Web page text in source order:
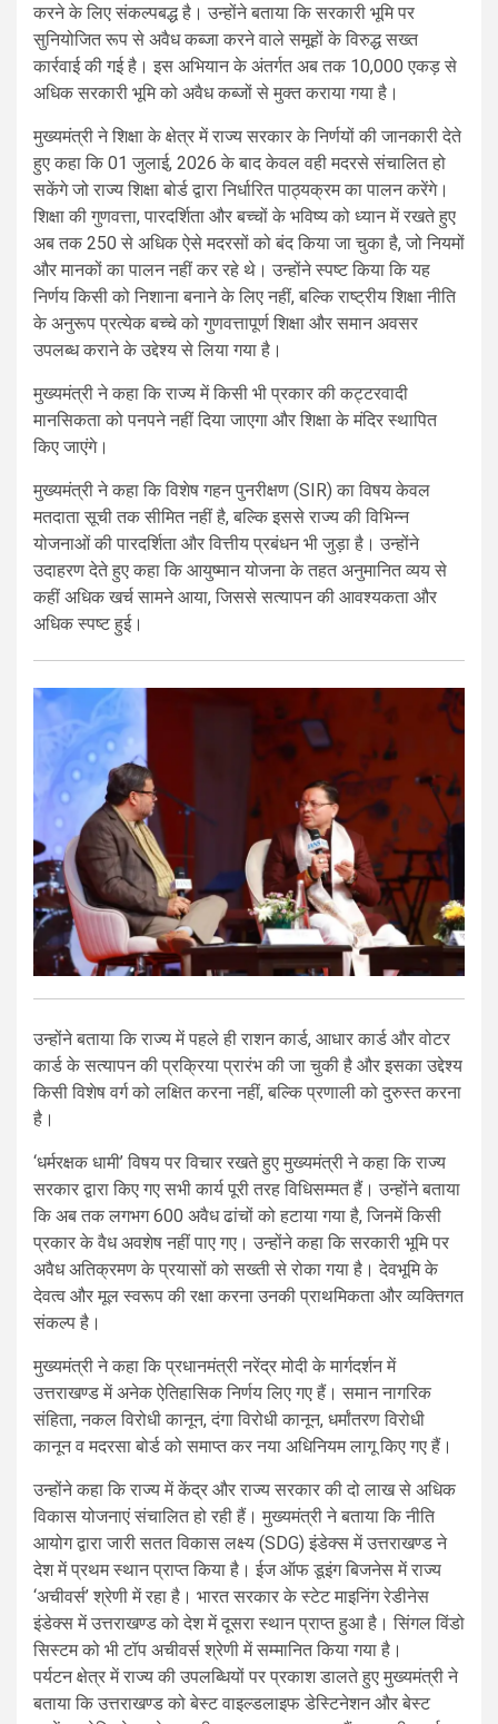
करने के लिए संकल्पबद्ध है। उन्होंने बताया कि सरकारी भूमि पर
सुनियोजित रूप से अवैध कब्जा करने वाले समूहों के विरुद्ध सख्त
कार्रवाई की गई है। इस अभियान के अंतर्गत अब तक 10,000 एकड़ से
अधिक सरकारी भूमि को अवैध कब्जों से मुक्त कराया गया है।
मुख्यमंत्री ने शिक्षा के क्षेत्र में राज्य सरकार के निर्णयों की जानकारी देते
हुए कहा कि 01 जुलाई, 2026 के बाद केवल वही मदरसे संचालित हो
सकेंगे जो राज्य शिक्षा बोर्ड द्वारा निर्धारित पाठ्यक्रम का पालन करेंगे।
शिक्षा की गुणवत्ता, पारदर्शिता और बच्चों के भविष्य को ध्यान में रखते हुए
अब तक 250 से अधिक ऐसे मदरसों को बंद किया जा चुका है, जो नियमों
और मानकों का पालन नहीं कर रहे थे। उन्होंने स्पष्ट किया कि यह
निर्णय किसी को निशाना बनाने के लिए नहीं, बल्कि राष्ट्रीय शिक्षा नीति
के अनुरूप प्रत्येक बच्चे को गुणवत्तापूर्ण शिक्षा और समान अवसर
उपलब्ध कराने के उद्देश्य से लिया गया है।
मुख्यमंत्री ने कहा कि राज्य में किसी भी प्रकार की कट्टरवादी
मानसिकता को पनपने नहीं दिया जाएगा और शिक्षा के मंदिर स्थापित
किए जाएंगे।
मुख्यमंत्री ने कहा कि विशेष गहन पुनरीक्षण (SIR) का विषय केवल
मतदाता सूची तक सीमित नहीं है, बल्कि इससे राज्य की विभिन्न
योजनाओं की पारदर्शिता और वित्तीय प्रबंधन भी जुड़ा है। उन्होंने
उदाहरण देते हुए कहा कि आयुष्मान योजना के तहत अनुमानित व्यय से
कहीं अधिक खर्च सामने आया, जिससे सत्यापन की आवश्यकता और
अधिक स्पष्ट हुई।
उन्होंने बताया कि राज्य में पहले ही राशन कार्ड, आधार कार्ड और वोटर
कार्ड के सत्यापन की प्रक्रिया प्रारंभ की जा चुकी है और इसका उद्देश्य
किसी विशेष वर्ग को लक्षित करना नहीं, बल्कि प्रणाली को दुरुस्त करना
है।
‘धर्मरक्षक धामी’ विषय पर विचार रखते हुए मुख्यमंत्री ने कहा कि राज्य
सरकार द्वारा किए गए सभी कार्य पूरी तरह विधिसम्मत हैं। उन्होंने बताया
कि अब तक लगभग 600 अवैध ढांचों को हटाया गया है, जिनमें किसी
प्रकार के वैध अवशेष नहीं पाए गए। उन्होंने कहा कि सरकारी भूमि पर
अवैध अतिक्रमण के प्रयासों को सख्ती से रोका गया है। देवभूमि के
देवत्व और मूल स्वरूप की रक्षा करना उनकी प्राथमिकता और व्यक्तिगत
संकल्प है।
मुख्यमंत्री ने कहा कि प्रधानमंत्री नरेंद्र मोदी के मार्गदर्शन में
उत्तराखण्ड में अनेक ऐतिहासिक निर्णय लिए गए हैं। समान नागरिक
संहिता, नकल विरोधी कानून, दंगा विरोधी कानून, धर्मांतरण विरोधी
कानून व मदरसा बोर्ड को समाप्त कर नया अधिनियम लागू किए गए हैं।
उन्होंने कहा कि राज्य में केंद्र और राज्य सरकार की दो लाख से अधिक
विकास योजनाएं संचालित हो रही हैं। मुख्यमंत्री ने बताया कि नीति
आयोग द्वारा जारी सतत विकास लक्ष्य (SDG) इंडेक्स में उत्तराखण्ड ने
देश में प्रथम स्थान प्राप्त किया है। ईज ऑफ डूइंग बिजनेस में राज्य
‘अचीवर्स’ श्रेणी में रहा है। भारत सरकार के स्टेट माइनिंग रेडीनेस
इंडेक्स में उत्तराखण्ड को देश में दूसरा स्थान प्राप्त हुआ है। सिंगल विंडो
सिस्टम को भी टॉप अचीवर्स श्रेणी में सम्मानित किया गया है।
पर्यटन क्षेत्र में राज्य की उपलब्धियों पर प्रकाश डालते हुए मुख्यमंत्री ने
बताया कि उत्तराखण्ड को बेस्ट वाइल्डलाइफ डेस्टिनेशन और बेस्ट